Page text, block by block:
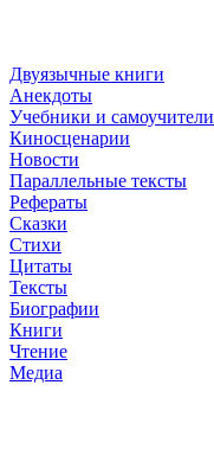
Двуязычные книги
Анекдоты
Учебники и самоучители
Киносценарии
Новости
Параллельные тексты
Рефераты
Сказки
Стихи
Цитаты
Тексты
Биографии
Книги
Чтение
Медиа